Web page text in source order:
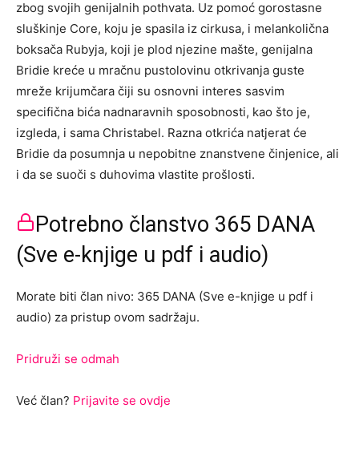
zbog svojih genijalnih pothvata. Uz pomoć gorostasne
sluškinje Core, koju je spasila iz cirkusa, i melankolična
boksača Rubyja, koji je plod njezine mašte, genijalna
Bridie kreće u mračnu pustolovinu otkrivanja guste
mreže krijumčara čiji su osnovni interes sasvim
specifična bića nadnaravnih sposobnosti, kao što je,
izgleda, i sama Christabel. Razna otkrića natjerat će
Bridie da posumnja u nepobitne znanstvene činjenice, ali
i da se suoči s duhovima vlastite prošlosti.
Potrebno članstvo 365 DANA
(Sve e-knjige u pdf i audio)
Morate biti član nivo: 365 DANA (Sve e-knjige u pdf i
audio) za pristup ovom sadržaju.
Pridruži se odmah
Već član? Prijavite se ovdje